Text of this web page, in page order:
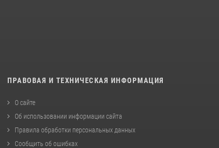
ПРАВОВАЯ И ТЕХНИЧЕСКАЯ ИНФОРМАЦИЯ
О сайте
Об использовании информации сайта
Правила обработки персональных данных
Сообщить об ошибках